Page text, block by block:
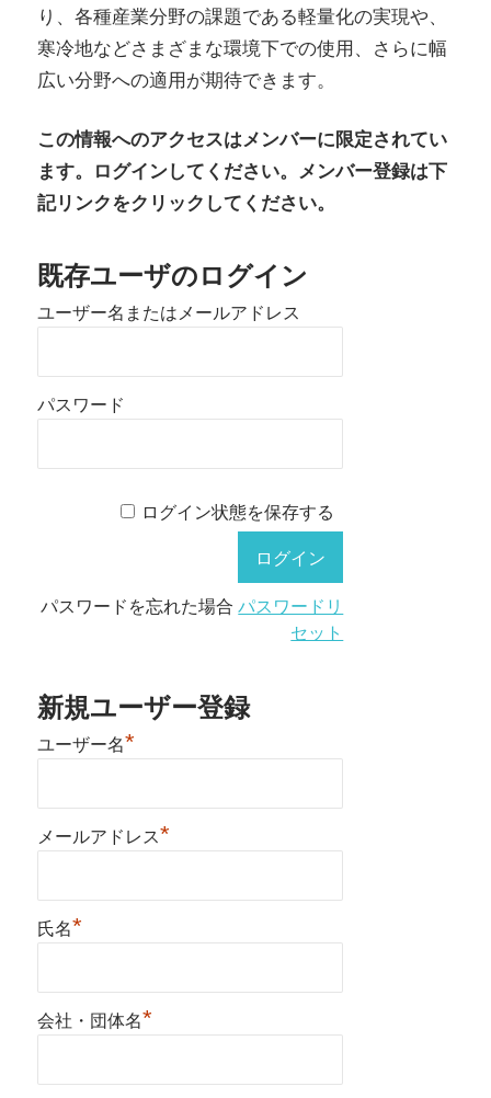
り、各種産業分野の課題である軽量化の実現や、
寒冷地などさまざまな環境下での使用、さらに幅
広い分野への適用が期待できます。
この情報へのアクセスはメンバーに限定されてい
ます。ログインしてください。メンバー登録は下
記リンクをクリックしてください。
既存ユーザのログイン
ユーザー名またはメールアドレス
パスワード
ログイン状態を保存する
パスワードを忘れた場合パスワードリ
セット
新規ユーザー登録
ユーザー名*
メールアドレス*
氏名*
会社・団体名*